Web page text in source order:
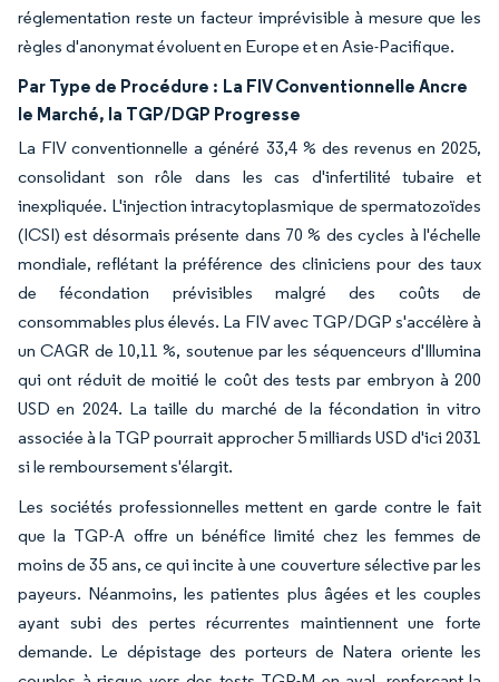
réglementation reste un facteur imprévisible à mesure que les
règles d'anonymat évoluent en Europe et en Asie-Pacifique.
Par Type de Procédure : La FIV Conventionnelle Ancre
le Marché, la TGP/DGP Progresse
La FIV conventionnelle a généré 33,4 % des revenus en 2025,
consolidant son rôle dans les cas d'infertilité tubaire et
inexpliquée. L'injection intracytoplasmique de spermatozoïdes
(ICSI) est désormais présente dans 70 % des cycles à l'échelle
mondiale, reflétant la préférence des cliniciens pour des taux
de fécondation prévisibles malgré des coûts de
consommables plus élevés. La FIV avec TGP/DGP s'accélère à
un CAGR de 10,11 %, soutenue par les séquenceurs d'Illumina
qui ont réduit de moitié le coût des tests par embryon à 200
USD en 2024. La taille du marché de la fécondation in vitro
associée à la TGP pourrait approcher 5 milliards USD d'ici 2031
si le remboursement s'élargit.
Les sociétés professionnelles mettent en garde contre le fait
que la TGP-A offre un bénéfice limité chez les femmes de
moins de 35 ans, ce qui incite à une couverture sélective par les
payeurs. Néanmoins, les patientes plus âgées et les couples
ayant subi des pertes récurrentes maintiennent une forte
demande. Le dépistage des porteurs de Natera oriente les